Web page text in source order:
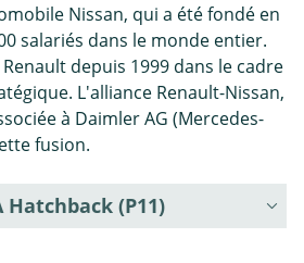
Nissan, qui a été fondé en
salariés dans le monde entier.
depuis 1999 dans le cadre
L'alliance Renault-Nissan,
à Daimler AG (Mercedes-
fusion.
Hatchback (P11)